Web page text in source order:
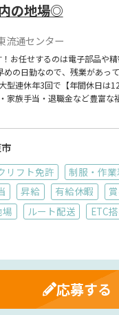
の地場◎
流通センター
お任せするのは電子部品や
の日勤なので、残業があっ
型連休年3回で【年間休日は
族手当・退職金など豊富な
リフト免許 制服・作
昇給 有給休暇
場 ルート配送 ETC
応募する